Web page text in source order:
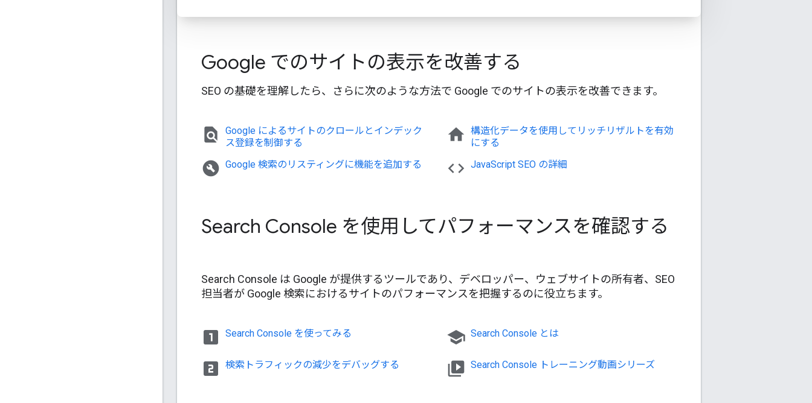
Google でのサイトの表示を改善する
SEO の基礎を理解したら、さらに次のような方法で Google でのサイトの表示を改善できます。
find_in_page
Google によるサイトのクロールとインデック
ス登録を制御する
build_circle Google 検索のリスティングに機能を追加する
home 構造化データを使用してリッチリザルトを有効
にする
code JavaScript SEO の詳細
Search Console を使用してパフォーマンスを確認する
Search Console は Google が提供するツールであり、デベロッパー、ウェブサイトの所有者、SEO
担当者が Google 検索におけるサイトのパフォーマンスを把握するのに役立ちます。
looks_one Search Console を使ってみる
looks_two 検索トラフィックの減少をデバッグする
school Search Console とは
video_library Search Console トレーニング動画シリーズ